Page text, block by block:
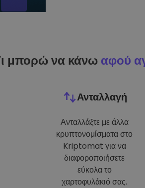
μπορώ να κάνω αφού
Ανταλλαγή
Ανταλλάξτε με άλλα
κρυπτονομίσματα στο
Kriptomat για να
διαφοροποιήσετε
εύκολα το
χαρτοφυλάκιό σας.